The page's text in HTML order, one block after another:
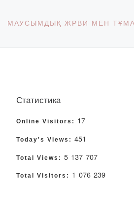
Статистика
Online Visitors: 17
Today's Views: 451
Total Views: 5 137 707
Total Visitors: 1 076 239